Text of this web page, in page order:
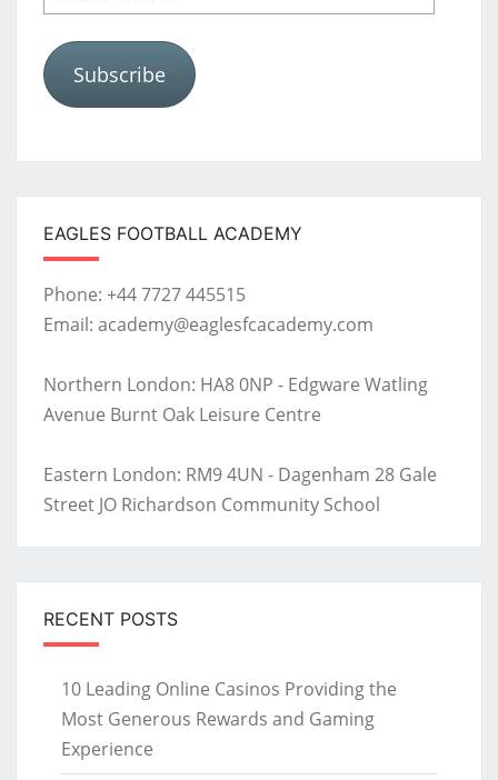
Address
Subscribe
EAGLES FOOTBALL ACADEMY
Phone: +44 7727 445515
Email: academy@eaglesfcacademy.com
Northern London: HA8 0NP - Edgware Watling
Avenue Burnt Oak Leisure Centre
Eastern London: RM9 4UN - Dagenham 28 Gale
Street JO Richardson Community School
RECENT POSTS
10 Leading Online Casinos Providing the
Most Generous Rewards and Gaming
Experience